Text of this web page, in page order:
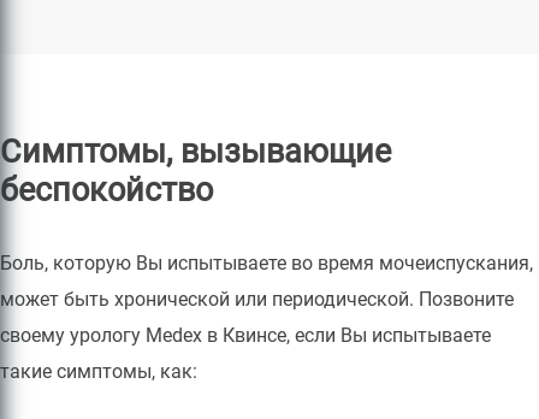
Симптомы, вызывающие
беспокойство
Боль, которую Вы испытываете во время мочеиспускания,
может быть хронической или периодической. Позвоните
своему урологу Medex в Квинсе, если Вы испытываете
такие симптомы, как: